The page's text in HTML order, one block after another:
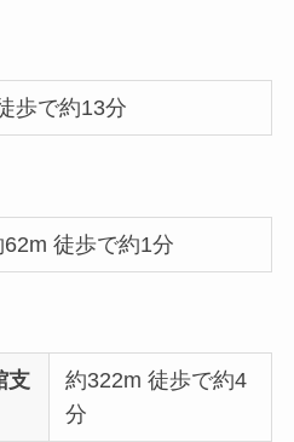
歩で約13分
62m 徒歩で約1分
支
約322m 徒歩で約4
分